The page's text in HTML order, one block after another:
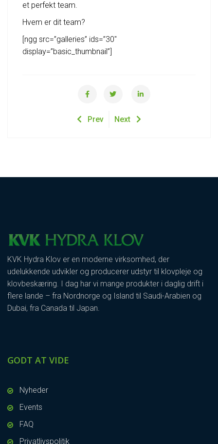
et perfekt team.
Hvem er dit team?
[ngg src=”galleries” ids=”30″
display=”basic_thumbnail”]
Prev Next
KVK Hydra Klov er en moderne virksomhed, der
udelukkende udvikler og producerer udstyr til klovpleje og
klovbeskæring. I dag har vi mange produkter i daglig drift i
flere lande – fra Nordnorge og Island til Saudi-Arabien og
Dubai, fra Canada til Japan.
GODT AT VIDE
Nyheder
Events
FAQ
Privatlivspolitik